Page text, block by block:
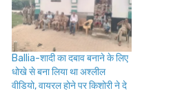
Ballia-शादी का दबाव बनाने के लिए
धोखे से बना लिया था अश्लील
वीडियो, वायरल होने पर किशोरी ने दे